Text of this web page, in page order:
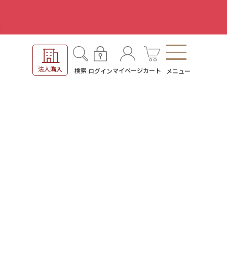
法人購入 検索 ログインマイページカート メニュー